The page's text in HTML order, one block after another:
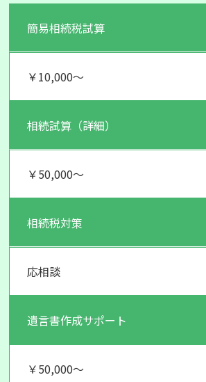
簡易相続税試算
￥10,000～
相続試算（詳細）
￥50,000～
相続税対策
応相談
遺言書作成サポート
￥50,000～